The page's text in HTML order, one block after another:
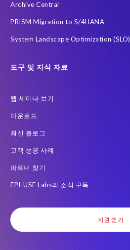
Archive Central
PRISM Migration to S/4HANA
System Landscape Optimization (SLO)
도구 및 지식 자료
웹 세미나 보기
다운로드
최신 블로그
고객 성공 사례
파트너 찾기
EPI-USE Labs의 소식 구독
지원 받기